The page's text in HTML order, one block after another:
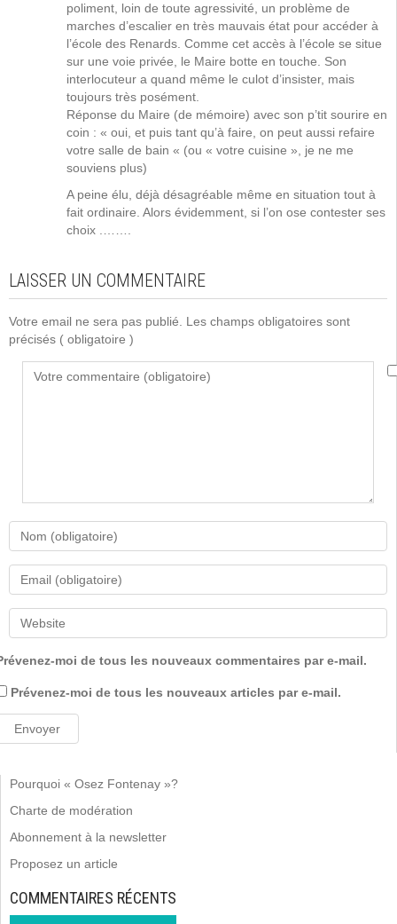
poliment, loin de toute agressivité, un problème de
marches d’escalier en très mauvais état pour accéder à
l’école des Renards. Comme cet accès à l’école se situe
sur une voie privée, le Maire botte en touche. Son
interlocuteur a quand même le culot d’insister, mais
toujours très posément.
Réponse du Maire (de mémoire) avec son p’tit sourire en
coin : « oui, et puis tant qu’à faire, on peut aussi refaire
votre salle de bain « (ou « votre cuisine », je ne me
souviens plus)
A peine élu, déjà désagréable même en situation tout à
fait ordinaire. Alors évidemment, si l’on ose contester ses
choix .…….
LAISSER UN COMMENTAIRE
Votre email ne sera pas publié. Les champs obligatoires sont
précisés ( obligatoire )
moi de tous les nouveaux commentaires par e-mail.
Prévenez-moi de tous les nouveaux articles par e-mail.
Pourquoi « Osez Fontenay »?
Charte de modération
Abonnement à la newsletter
Proposez un article
COMMENTAIRES RÉCENTS